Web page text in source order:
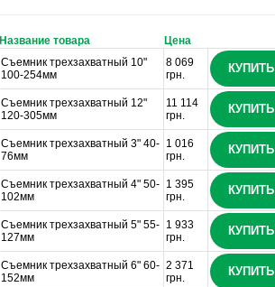
Название товара Цена
Съемник трехзахватный 10"
100-254мм
8 069
грн.
КУПИТЬ
Съемник трехзахватный 12"
120-305мм
11 114
грн.
КУПИТЬ
Съемник трехзахватный 3" 40-
76мм
1 016
грн.
КУПИТЬ
Съемник трехзахватный 4" 50-
102мм
1 395
грн.
КУПИТЬ
Съемник трехзахватный 5" 55-
127мм
1 933
грн.
КУПИТЬ
Съемник трехзахватный 6" 60-
152мм
2 371
грн.
КУПИТЬ